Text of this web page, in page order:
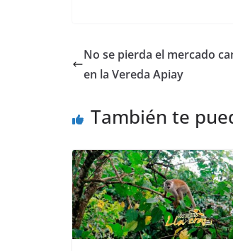
e
b
o
k
s
A
p
e
n
er
No se pierda el mercado
en la Vereda Apiay
También te